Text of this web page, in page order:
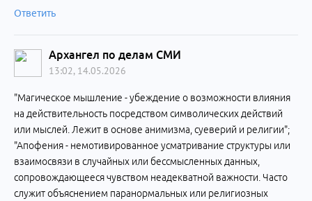
Ответить
Архангел по делам СМИ
13:02, 14.05.2026
"Магическое мышление - убеждение о возможности влияния
на действительность посредством символических действий
или мыслей. Лежит в основе анимизма, суеверий и религии";
"Апофения - немотивированное усматривание структуры или
взаимосвязи в случайных или бессмысленных данных,
сопровождающееся чувством неадекватной важности. Часто
служит объяснением паранормальных или религиозных